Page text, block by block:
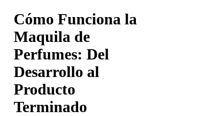
Cómo Funciona la
Maquila de
Perfumes: Del
Desarrollo al
Producto
Terminado